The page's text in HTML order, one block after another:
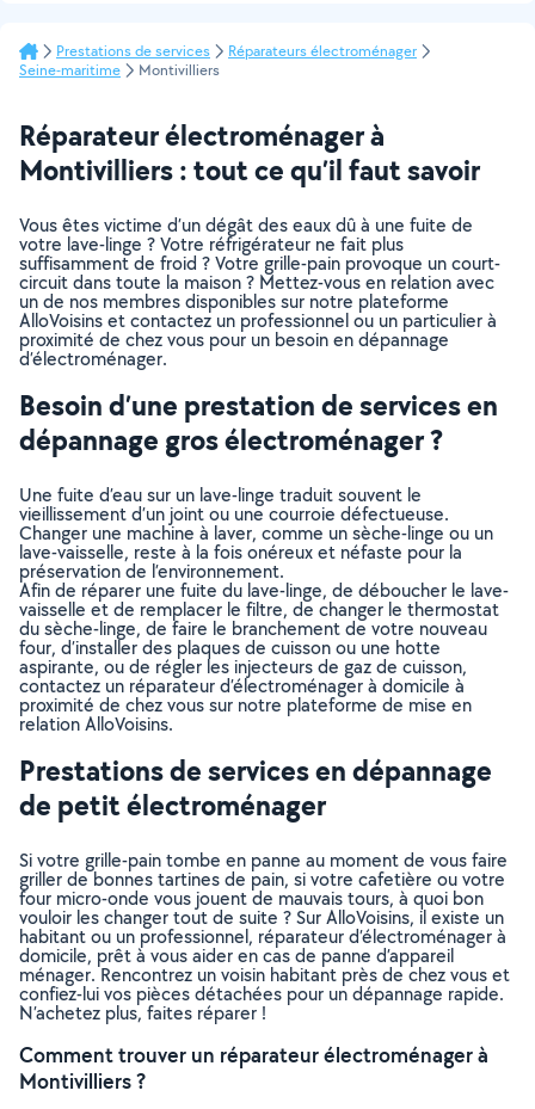
Prestations de services
Réparateurs électroménager
Seine-maritime
Montivilliers
Réparateur électroménager à
Montivilliers : tout ce qu’il faut savoir
Vous êtes victime d’un dégât des eaux dû à une fuite de
votre lave-linge ? Votre réfrigérateur ne fait plus
suffisamment de froid ? Votre grille-pain provoque un court-
circuit dans toute la maison ? Mettez-vous en relation avec
un de nos membres disponibles sur notre plateforme
AlloVoisins et contactez un professionnel ou un particulier à
proximité de chez vous pour un besoin en dépannage
d’électroménager.
Besoin d’une prestation de services en
dépannage gros électroménager ?
Une fuite d’eau sur un lave-linge traduit souvent le
vieillissement d’un joint ou une courroie défectueuse.
Changer une machine à laver, comme un sèche-linge ou un
lave-vaisselle, reste à la fois onéreux et néfaste pour la
préservation de l’environnement.
Afin de réparer une fuite du lave-linge, de déboucher le lave-
vaisselle et de remplacer le filtre, de changer le thermostat
du sèche-linge, de faire le branchement de votre nouveau
four, d’installer des plaques de cuisson ou une hotte
aspirante, ou de régler les injecteurs de gaz de cuisson,
contactez un réparateur d’électroménager à domicile à
proximité de chez vous sur notre plateforme de mise en
relation AlloVoisins.
Prestations de services en dépannage
de petit électroménager
Si votre grille-pain tombe en panne au moment de vous faire
griller de bonnes tartines de pain, si votre cafetière ou votre
four micro-onde vous jouent de mauvais tours, à quoi bon
vouloir les changer tout de suite ? Sur AlloVoisins, il existe un
habitant ou un professionnel, réparateur d’électroménager à
domicile, prêt à vous aider en cas de panne d’appareil
ménager. Rencontrez un voisin habitant près de chez vous et
confiez-lui vos pièces détachées pour un dépannage rapide.
N’achetez plus, faites réparer !
Comment trouver un réparateur électroménager à
Montivilliers ?